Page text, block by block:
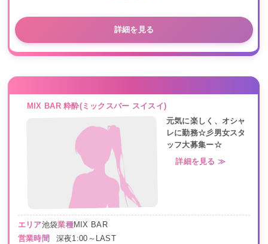
詳細を見る
MIX BAR 粋酔(ミックスバー スイスイ)
元気に楽しく、オシャ
レに勤務☆彡男女スタ
ッフ大募集ー☆
詳細を見る ≫
エリア池袋業種MIX BAR
営業時間
深夜1:00～LAST